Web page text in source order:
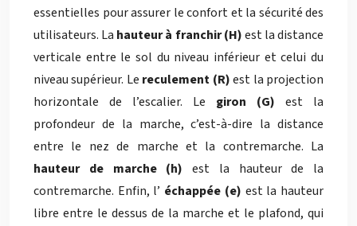
essentielles pour assurer le confort et la sécurité des
utilisateurs. La hauteur à franchir (H)est la distance
verticale entre le sol du niveau inférieur et celui du
niveau supérieur. Le reculement (R)est la projection
horizontale de l’escalier. Le giron (G) est la
profondeur de la marche, c’est-à-dire la distance
entre le nez de marche et la contremarche. La
hauteur de marche (h) est la hauteur de la
contremarche. Enfin, l’ échappée (e) est la hauteur
libre entre le dessus de la marche et le plafond, qui